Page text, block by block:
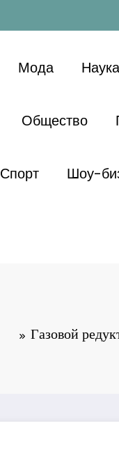
Мода Наука
Общество
Спорт Шоу-
Газовой